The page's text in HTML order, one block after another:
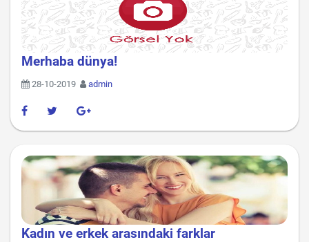
Merhaba dünya!
28-10-2019 admin
Kadın ve erkek arasındaki farklar